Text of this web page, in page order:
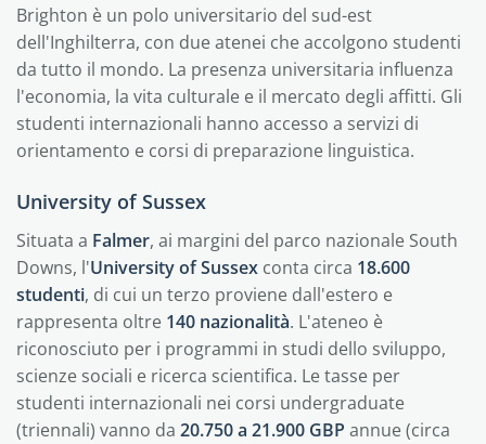
Brighton è un polo universitario del sud-est
dell'Inghilterra, con due atenei che accolgono studenti
da tutto il mondo. La presenza universitaria influenza
l'economia, la vita culturale e il mercato degli affitti. Gli
studenti internazionali hanno accesso a servizi di
orientamento e corsi di preparazione linguistica.
University of Sussex
Situata a Falmer, ai margini del parco nazionale South
Downs, l'University of Sussex conta circa 18.600
studenti, di cui un terzo proviene dall'estero e
rappresenta oltre 140 nazionalità. L'ateneo è
riconosciuto per i programmi in studi dello sviluppo,
scienze sociali e ricerca scientifica. Le tasse per
studenti internazionali nei corsi undergraduate
(triennali) vanno da 20.750 a 21.900 GBP annue (circa